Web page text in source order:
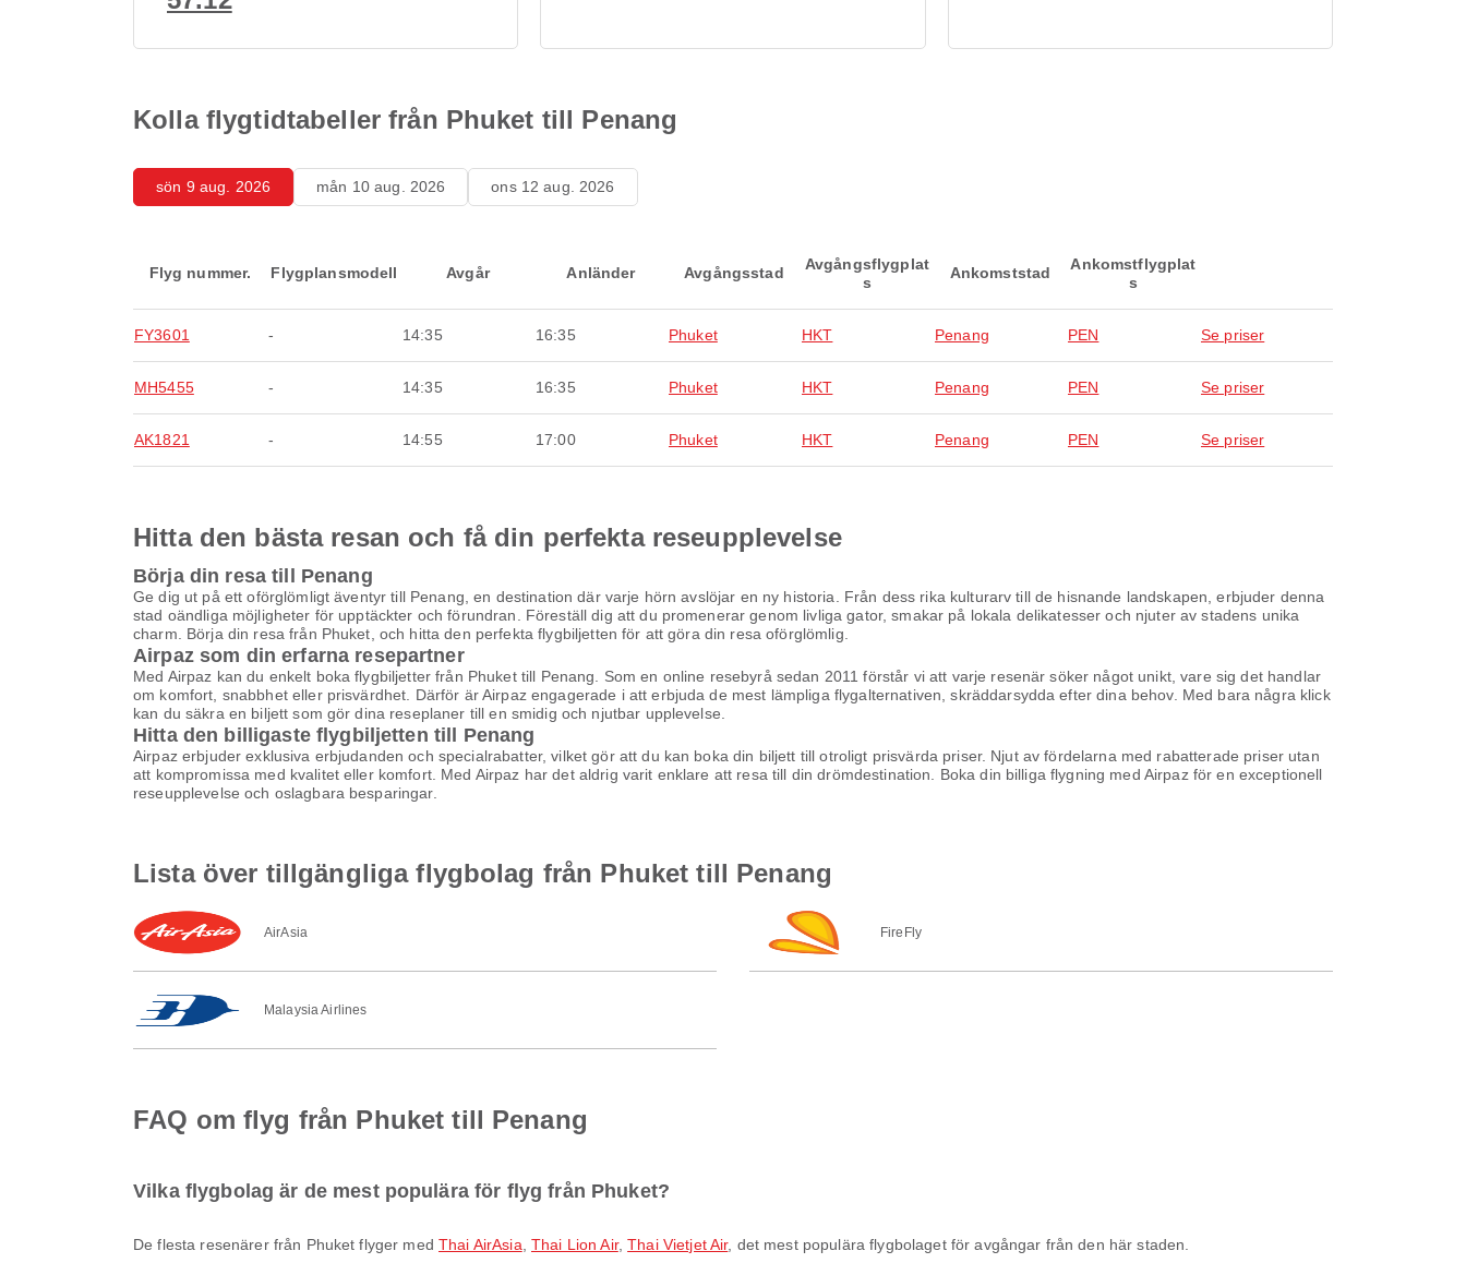
Kolla flygtidtabeller från Phuket till Penang
sön 9 aug. 2026 mån 10 aug. 2026 ons 12 aug. 2026
Flyg nummer. Flygplansmodell Avgår Anländer Avgångsstad
Avgångsflygplat
s
Ankomststad
Ankomstflygplat
s
FY3601 - 14:35 16:35 Phuket HKT Penang PEN Se priser
MH5455 - 14:35 16:35 Phuket HKT Penang PEN Se priser
AK1821 - 14:55 17:00 Phuket HKT Penang PEN Se priser
Hitta den bästa resan och få din perfekta reseupplevelse
Börja din resa till Penang
Ge dig ut på ett oförglömligt äventyr till Penang, en destination där varje hörn avslöjar en ny historia. Från dess rika kulturarv till de hisnande landskapen, erbjuder denna
stad oändliga möjligheter för upptäckter och förundran. Föreställ dig att du promenerar genom livliga gator, smakar på lokala delikatesser och njuter av stadens unika
charm. Börja din resa från Phuket, och hitta den perfekta flygbiljetten för att göra din resa oförglömlig.
Airpaz som din erfarna resepartner
Med Airpaz kan du enkelt boka flygbiljetter från Phuket till Penang. Som en online resebyrå sedan 2011 förstår vi att varje resenär söker något unikt, vare sig det handlar
om komfort, snabbhet eller prisvärdhet. Därför är Airpaz engagerade i att erbjuda de mest lämpliga flygalternativen, skräddarsydda efter dina behov. Med bara några klick
kan du säkra en biljett som gör dina reseplaner till en smidig och njutbar upplevelse.
Hitta den billigaste flygbiljetten till Penang
Airpaz erbjuder exklusiva erbjudanden och specialrabatter, vilket gör att du kan boka din biljett till otroligt prisvärda priser. Njut av fördelarna med rabatterade priser utan
att kompromissa med kvalitet eller komfort. Med Airpaz har det aldrig varit enklare att resa till din drömdestination. Boka din billiga flygning med Airpaz för en exceptionell
reseupplevelse och oslagbara besparingar.
Lista över tillgängliga flygbolag från Phuket till Penang
AirAsia FireFly
Malaysia Airlines
FAQ om flyg från Phuket till Penang
Vilka flygbolag är de mest populära för flyg från Phuket?
De flesta resenärer från Phuket flyger medThai AirAsia Thai Lion Air,Thai Vietjet Air, det mest populära flygbolaget för avgångar från den här staden.